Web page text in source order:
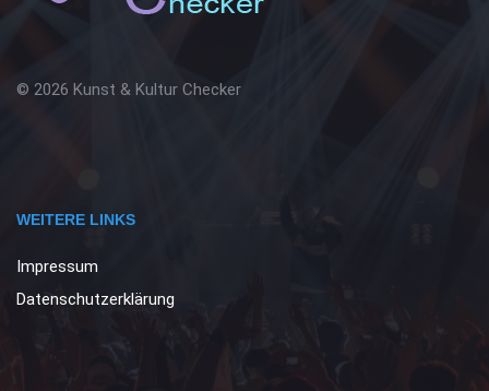
© 2026 Kunst & Kultur Checker
WEITERE LINKS
Impressum
Datenschutzerklärung